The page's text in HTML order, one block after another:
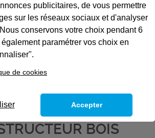
FENÊTRES DE TOIT
COUVERTURE EN
ACCESSOIRES ET
- BLOC DE
DU TITRE
BOIS
publicitaires, de vous permettre
sur les réseaux sociaux et d'analyser
conservons votre choix pendant 6
paramétrer vos choix en
de cookies
Accepter